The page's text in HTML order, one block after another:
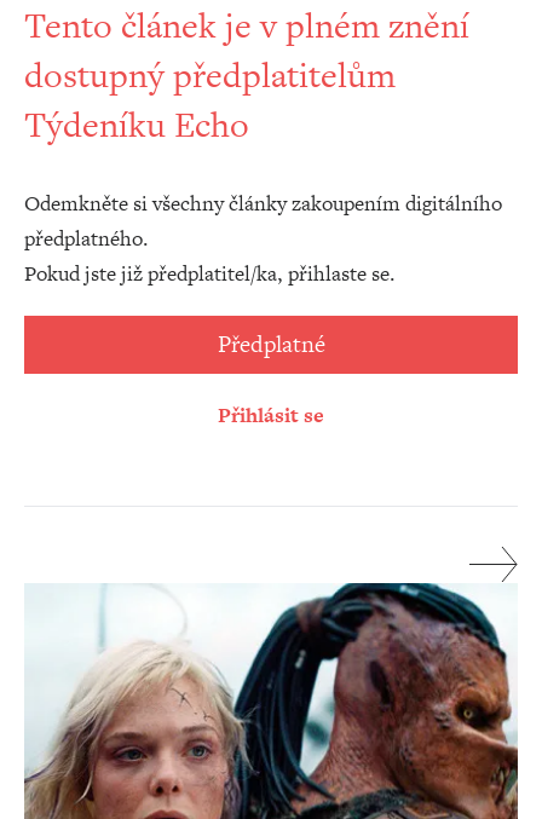
Tento článek je v plném znění
dostupný předplatitelům
Týdeníku Echo
Odemkněte si všechny články zakoupením digitálního
předplatného.
Pokud jste již předplatitel/ka, přihlaste se.
Předplatné
Přihlásit se